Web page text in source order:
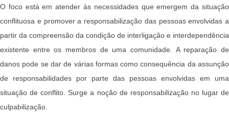
O foco está em atender às necessidades que emergem da situação
conflituosa e promover a responsabilização das pessoas envolvidas a
partir da compreensão da condição de interligação e interdependência
existente entre os membros de uma comunidade. A reparação de
danos pode se dar de várias formas como consequência da assunção
de responsabilidades por parte das pessoas envolvidas em uma
situação de conflito. Surge a noção de responsabilização no lugar de
culpabilização.